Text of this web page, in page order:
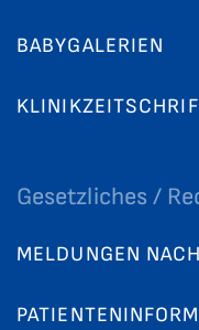
BABYGALERIEN
Gesetzliches /
MELDUNGEN